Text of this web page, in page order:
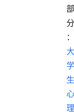
部
分
：
大
学
生
心
理